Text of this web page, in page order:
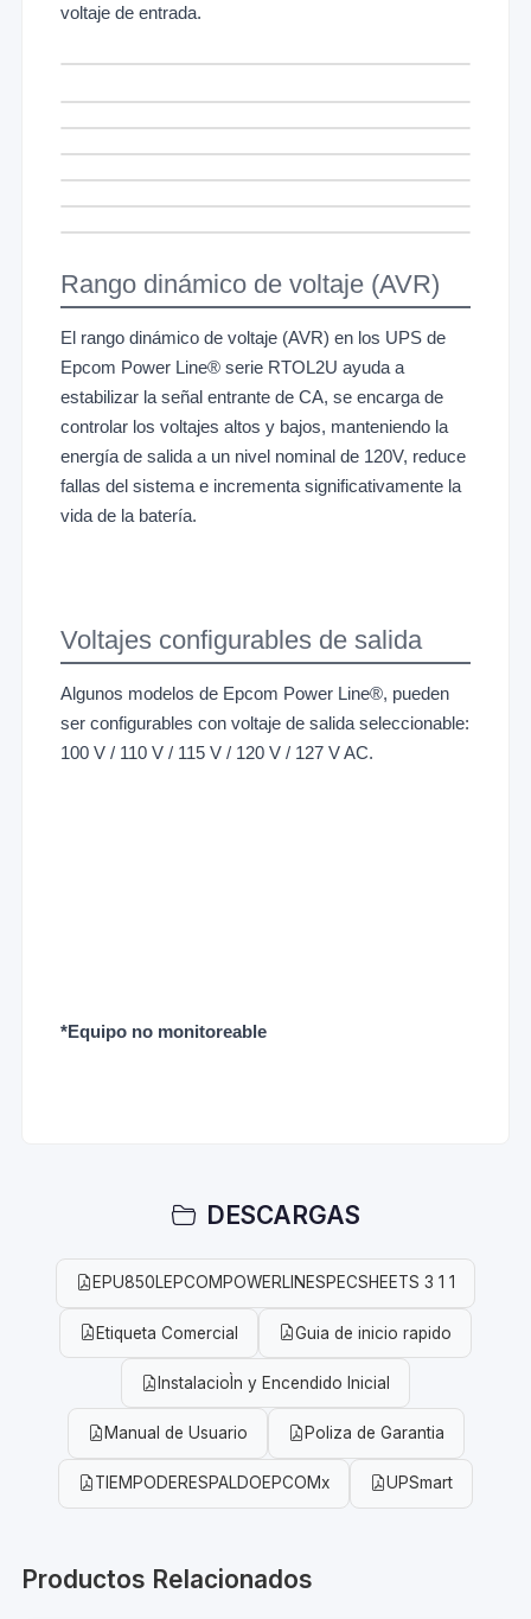
voltaje de entrada.
Rango dinámico de voltaje (AVR)
El rango dinámico de voltaje (AVR) en los UPS de
Epcom Power Line® serie RTOL2U ayuda a
estabilizar la señal entrante de CA, se encarga de
controlar los voltajes altos y bajos, manteniendo la
energía de salida a un nivel nominal de 120V, reduce
fallas del sistema e incrementa significativamente la
vida de la batería.
Voltajes configurables de salida
Algunos modelos de Epcom Power Line®, pueden
ser configurables con voltaje de salida seleccionable:
100 V / 110 V / 115 V / 120 V / 127 V AC.
*Equipo no monitoreable
DESCARGAS
EPU850LEPCOMPOWERLINESPECSHEETS 3 1 1
Etiqueta Comercial Guia de inicio rapido
InstalacioÌn y Encendido Inicial
Manual de Usuario Poliza de Garantia
TIEMPODERESPALDOEPCOMx UPSmart
Productos Relacionados